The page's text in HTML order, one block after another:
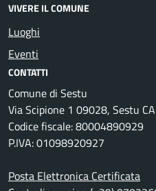
VIVERE IL COMUNE
Luoghi
Eventi
CONTATTI
Comune di Sestu
Via Scipione 1 09028, Sestu
Codice fiscale: 80004890929
P.IVA: 01098920927
Posta Elettronica Certificata